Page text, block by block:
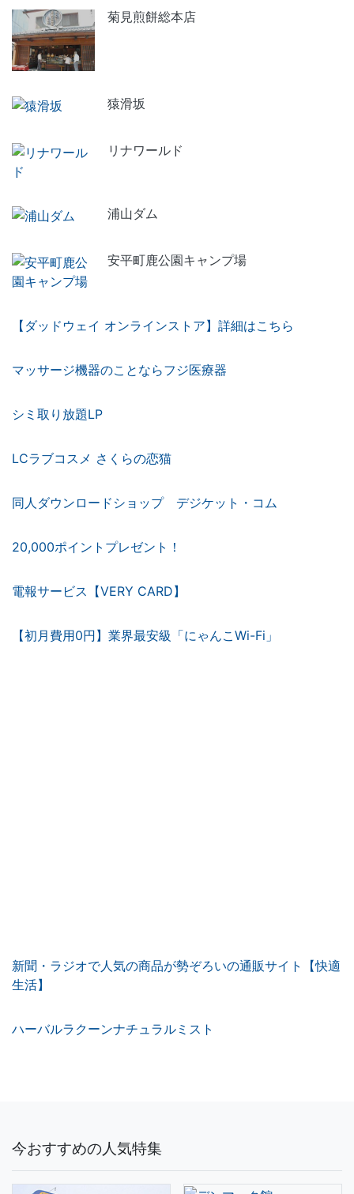
菊見煎餅総本店
猿滑坂
リナワールド
浦山ダム
安平町鹿公園キャンプ場
【ダッドウェイ オンラインストア】詳細はこちら
マッサージ機器のことならフジ医療器
シミ取り放題LP
LCラブコスメ さくらの恋猫
同人ダウンロードショップ デジケット・コム
20,000ポイントプレゼント！
電報サービス【VERY CARD】
【初月費用0円】業界最安級「にゃんこWi-Fi」
新聞・ラジオで人気の商品が勢ぞろいの通販サイト【快適
生活】
ハーバルラクーンナチュラルミスト
今おすすめの人気特集